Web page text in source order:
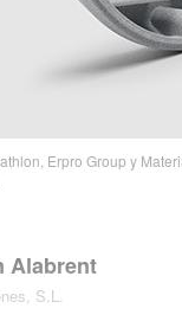
Erpro Group y
Alabrent
S.L.